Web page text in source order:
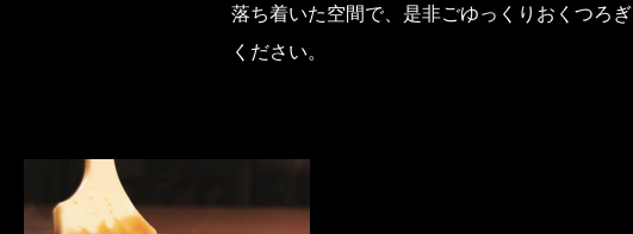
落ち着いた空間で、是非ごゆっくりおくつろぎ
ください。